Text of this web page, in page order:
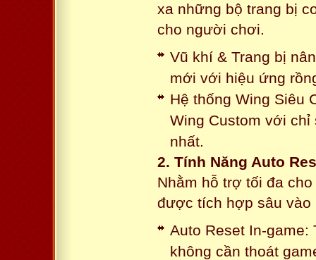
xa những bộ trang bị
cho người chơi.
Vũ khí & Trang bị
mới với hiệu ứng
Hệ thống Wing Siêu
Wing Custom với
nhất.
2. Tính Năng Auto
Nhằm hỗ trợ tối đa
được tích hợp sâu vào
Auto Reset In-game:
không cần thoát